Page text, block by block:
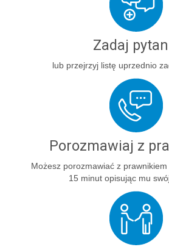
Zadaj
lub przejrzyj listę uprzednio
Porozmawiaj z
Możesz porozmawiać z
15 minut opisując mu